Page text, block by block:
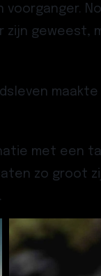
voorganger.
zijn geweest,
met een
zo groot